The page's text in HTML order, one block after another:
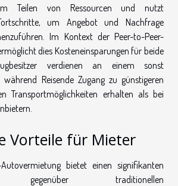
Teilen von Ressourcen und nutzt
um Angebot und Nachfrage
Im Kontext der Peer-to-Peer-
dies Kosteneinsparungen für beide
verdienen an einem sonst
Reisende Zugang zu günstigeren
Transportmöglichkeiten erhalten als bei
Vorteile für Mieter
Autovermietung bietet einen signifikanten
gegenüber traditionellen